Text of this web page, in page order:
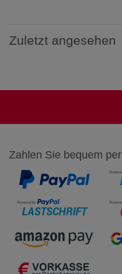
Zuletzt angesehen
Zahlen Sie bequem per